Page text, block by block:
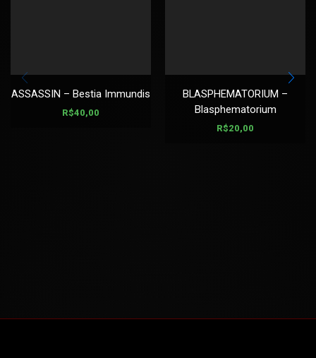
ASSASSIN – Bestia Immundis
R$40,00
BLASPHEMATORIUM –
Blasphematorium
R$20,00